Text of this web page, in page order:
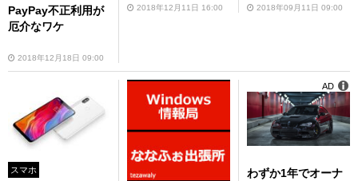
PayPay不正利用が
厄介なワケ
2018年12月18日 09:00
2018年12月11日 16:00 2018年09月11日 09:00
スマホ
わずか1年でオーナ
AD